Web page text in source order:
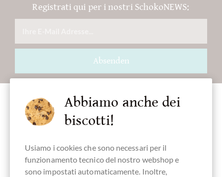
Registrati qui per i nostri SchokoNEWS:
Absenden
Accessori
Abbiamo anche dei
biscotti!
Usiamo i cookies che sono necessari per il
funzionamento tecnico del nostro webshop e
sono impostati automaticamente. Inoltre,